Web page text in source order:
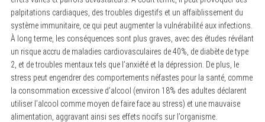
palpitations cardiaques, des troubles digestifs et un affaiblissement du
système immunitaire, ce qui peut augmenter la vulnérabilité aux infections.
À long terme, les conséquences sont plus graves, avec des études révélant
un risque accru de maladies cardiovasculaires de 40%, de diabète de type
2, et de troubles mentaux tels que l’anxiété et la dépression. De plus, le
stress peut engendrer des comportements néfastes pour la santé, comme
la consommation excessive d’alcool (environ 18% des adultes déclarent
utiliser l’alcool comme moyen de faire face au stress) et une mauvaise
alimentation, aggravant ainsi ses effets nocifs sur l’organisme.